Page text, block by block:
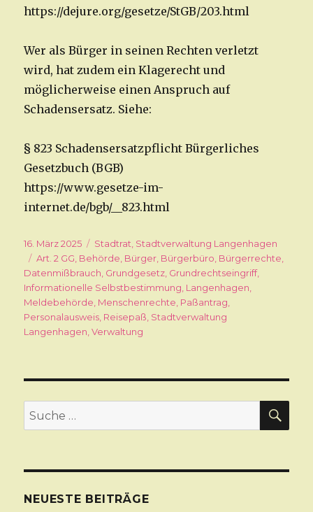
https://dejure.org/gesetze/StGB/203.html
Wer als Bürger in seinen Rechten verletzt
wird, hat zudem ein Klagerecht und
möglicherweise einen Anspruch auf
Schadensersatz. Siehe:
§ 823 Schadensersatzpflicht Bürgerliches
Gesetzbuch (BGB)
https://www.gesetze-im-
internet.de/bgb/__823.html
Veröffentlicht
am
16. März 2025 Kategorien
Stadtrat, Stadtverwaltung Langenhagen
Schlagwörter
Art. 2 GG, Behörde, Bürger, Bürgerbüro, Bürgerrechte,
Datenmißbrauch, Grundgesetz, Grundrechtseingriff,
Informationelle Selbstbestimmung, Langenhagen,
Meldebehörde, Menschenrechte, Paßantrag,
Personalausweis, Reisepaß, Stadtverwaltung
Langenhagen,Verwaltung
Suche
nach:
NEUESTE BEITRÄGE